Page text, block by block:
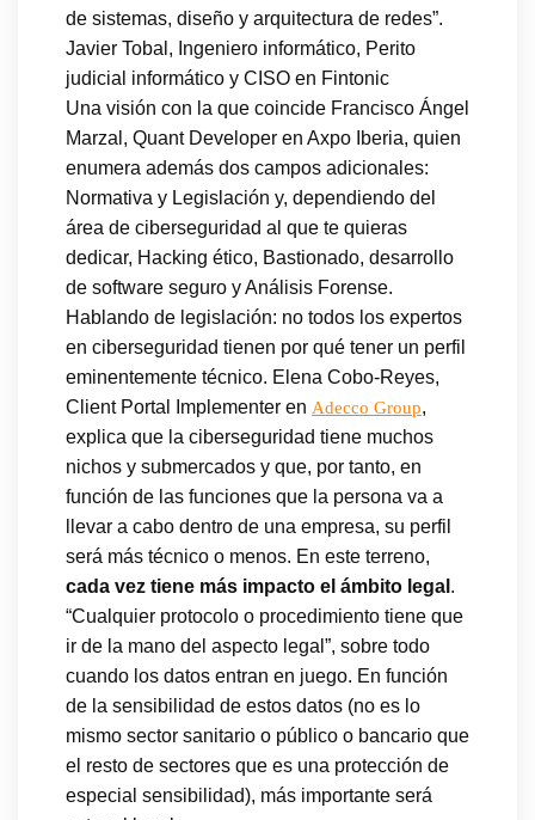
de sistemas, diseño y arquitectura de redes”.
Javier Tobal, Ingeniero informático, Perito
judicial informático y CISO en Fintonic
Una visión con la que coincide Francisco Ángel
Marzal, Quant Developer en Axpo Iberia, quien
enumera además dos campos adicionales:
Normativa y Legislación y, dependiendo del
área de ciberseguridad al que te quieras
dedicar, Hacking ético, Bastionado, desarrollo
de software seguro y Análisis Forense.
Hablando de legislación: no todos los expertos
en ciberseguridad tienen por qué tener un perfil
eminentemente técnico. Elena Cobo-Reyes,
Client Portal Implementer en Adecco Group,
explica que la ciberseguridad tiene muchos
nichos y submercados y que, por tanto, en
función de las funciones que la persona va a
llevar a cabo dentro de una empresa, su perfil
será más técnico o menos. En este terreno,
cada vez tiene más impacto el ámbito legal .
“Cualquier protocolo o procedimiento tiene que
ir de la mano del aspecto legal”, sobre todo
cuando los datos entran en juego. En función
de la sensibilidad de estos datos (no es lo
mismo sector sanitario o público o bancario que
el resto de sectores que es una protección de
especial sensibilidad), más importante será